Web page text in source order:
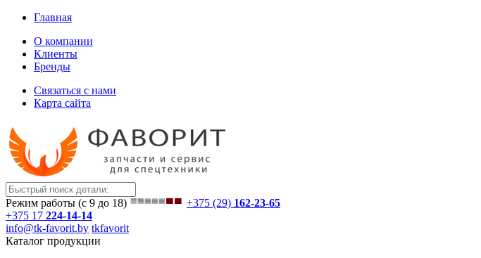
Главная
О компании
Клиенты
Бренды
Связаться с нами
Карта сайта
Режим работы (с 9 до 18) +375 (29) 162-23-65
+375 17 224-14-14
info@tk-favorit.by tkfavorit
Каталог продукции